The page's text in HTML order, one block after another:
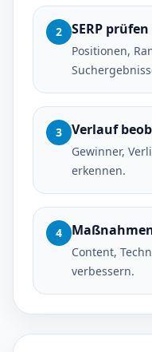
2 SERP prüfen
Positionen,
3 Verlauf
Gewinner,
erkennen.
4
Content,
verbessern.